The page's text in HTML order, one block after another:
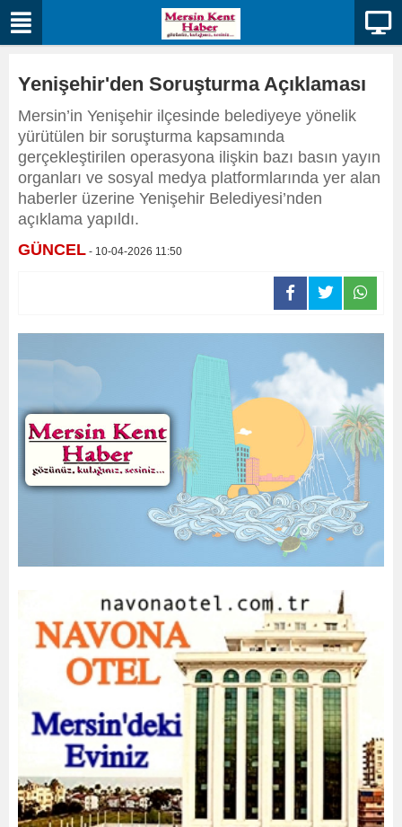
Yenişehir'den Soruşturma Açıklaması
Mersin’in Yenişehir ilçesinde belediyeye yönelik
yürütülen bir soruşturma kapsamında
gerçekleştirilen operasyona ilişkin bazı basın yayın
organları ve sosyal medya platformlarında yer alan
haberler üzerine Yenişehir Belediyesi’nden
açıklama yapıldı.
GÜNCEL - 10-04-2026 11:50